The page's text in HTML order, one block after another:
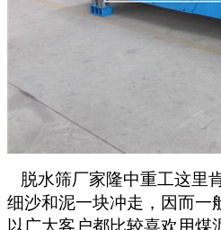
脱水筛厂家隆中重工这里
细沙和泥一块冲走，因而一